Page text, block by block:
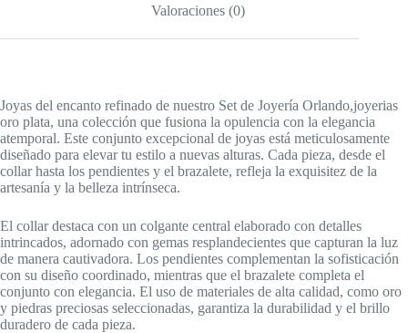
Valoraciones (0)
Joyas del encanto refinado de nuestro Set de Joyería Orlando,joyerias
oro plata, una colección que fusiona la opulencia con la elegancia
atemporal. Este conjunto excepcional de joyas está meticulosamente
diseñado para elevar tu estilo a nuevas alturas. Cada pieza, desde el
collar hasta los pendientes y el brazalete, refleja la exquisitez de la
artesanía y la belleza intrínseca.
El collar destaca con un colgante central elaborado con detalles
intrincados, adornado con gemas resplandecientes que capturan la luz
de manera cautivadora. Los pendientes complementan la sofisticación
con su diseño coordinado, mientras que el brazalete completa el
conjunto con elegancia. El uso de materiales de alta calidad, como oro
y piedras preciosas seleccionadas, garantiza la durabilidad y el brillo
duradero de cada pieza.